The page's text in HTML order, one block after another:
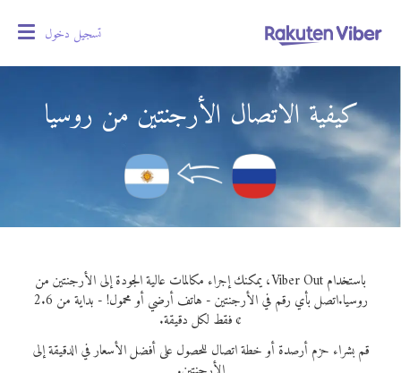
تسجيل دخول
كيفية الاتصال الأرجنتين من روسيا
باستخدام Viber Out، يمكنك إجراء مكالمات عالية الجودة إلى الأرجنتين من
روسيا.
اتصل بأي رقم في الأرجنتين - هاتف أرضي أو محمول! - بداية من 2.6
¢ فقط لكل دقيقة.
قم بشراء حزم أرصدة أو خطة اتصال للحصول على أفضل الأسعار في الدقيقة إلى